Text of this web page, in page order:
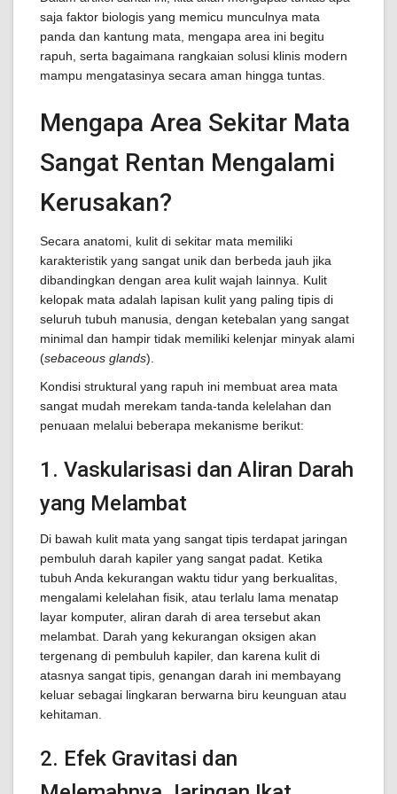
saja faktor biologis yang memicu munculnya mata
panda dan kantung mata, mengapa area ini begitu
rapuh, serta bagaimana rangkaian solusi klinis modern
mampu mengatasinya secara aman hingga tuntas.
Mengapa Area Sekitar Mata
Sangat Rentan Mengalami
Kerusakan?
Secara anatomi, kulit di sekitar mata memiliki
karakteristik yang sangat unik dan berbeda jauh jika
dibandingkan dengan area kulit wajah lainnya. Kulit
kelopak mata adalah lapisan kulit yang paling tipis di
seluruh tubuh manusia, dengan ketebalan yang sangat
minimal dan hampir tidak memiliki kelenjar minyak alami
(sebaceous glands).
Kondisi struktural yang rapuh ini membuat area mata
sangat mudah merekam tanda-tanda kelelahan dan
penuaan melalui beberapa mekanisme berikut:
1. Vaskularisasi dan Aliran Darah
yang Melambat
Di bawah kulit mata yang sangat tipis terdapat jaringan
pembuluh darah kapiler yang sangat padat. Ketika
tubuh Anda kekurangan waktu tidur yang berkualitas,
mengalami kelelahan fisik, atau terlalu lama menatap
layar komputer, aliran darah di area tersebut akan
melambat. Darah yang kekurangan oksigen akan
tergenang di pembuluh kapiler, dan karena kulit di
atasnya sangat tipis, genangan darah ini membayang
keluar sebagai lingkaran berwarna biru keunguan atau
kehitaman.
2. Efek Gravitasi dan